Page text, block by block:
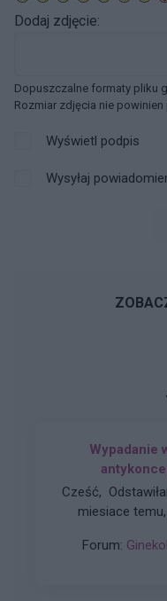
Dodaj zdjęcie:
Dopuszczalne formaty pliku
Rozmiar zdjęcia nie powinien
Wyświetl podpis
Wysyłaj
Wypadanie
Cześć,
miesiace
zwiększone
skory glowy
Forum: